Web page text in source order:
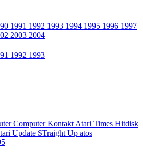
1991 1992 1993 1994 1995 1996 1997
2003 2004
1992 1993
Computer Kontakt Atari Times Hitdisk
Update STraight Up atos